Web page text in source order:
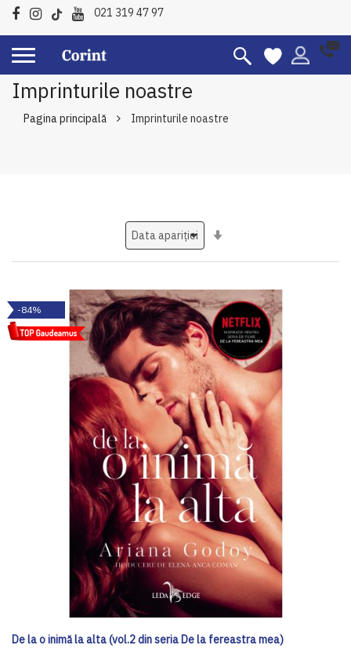
021 319 47 97
Imprinturile noastre
Pagina principală Imprinturile noastre
-84%
De la o inimă la alta (vol.2 din seria De la fereastra mea)